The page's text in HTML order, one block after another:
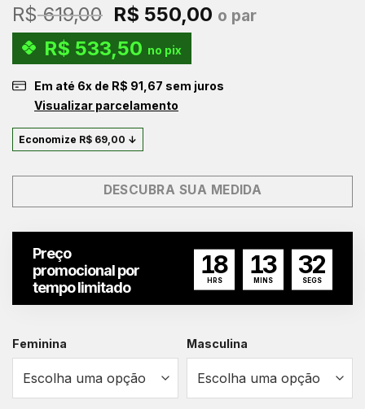
R$619,00 O
preço
original
era:
R$ 619,00.
R$ 550,00 O
R$ 550,00.
o par
R$ 533,50 no pix
Em até 6x de R$ 91,67 sem juros
Visualizar parcelamento
Economize R$ 69,00 ↓
DESCUBRA SUA MEDIDA
Preço
promocional por
tempo limitado
18
HRS
13
MINS
31
SEGS
Feminina Masculina